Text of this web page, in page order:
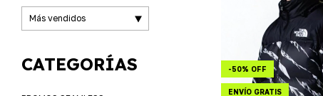
CATEGORÍAS -50% OFF
ENVÍO GRATIS